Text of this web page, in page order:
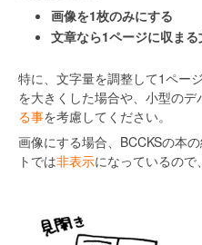
画像を1枚のみにする
文章なら1ページに収ま
特に、文字量を調整して1ペー
を大きくした場合や、小型の
る事を考慮してください。
画像にする場合、BCCKSの本
トでは非表示になっているので